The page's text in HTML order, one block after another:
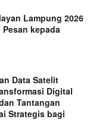
Lampung 2026
Pesan kepada
Data Satelit
Digital
Tantangan
Strategis bagi